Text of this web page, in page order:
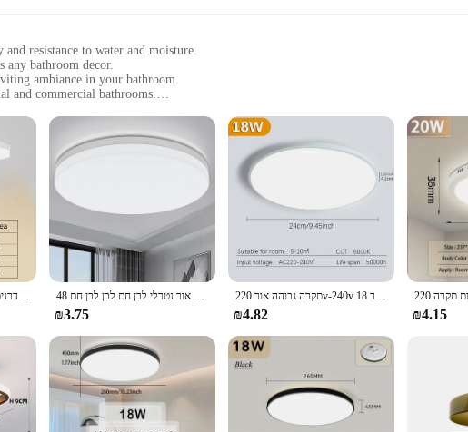
resistance to water and moisture.
any bathroom decor.
ambiance in your bathroom.
and commercial bathrooms.
bright, consistent illumination.
light. Its sleek, minimalist design not only adds a touch of elegance to your bathroom
soothing soak in the tub or need practical lighting for grooming tasks, this bathroom
spacious master bathroom.
The light fixture is designed to be installed by both professionals and DIY
easy to clean and maintain, ensuring that it remains a stunning addition to your
הוביל מנורת תקרה מודרנית לחדר לבן חם תאורת תאורה LED תאורת סלון אולטרה-דק עגול הוביל תקרה בהיר אור נטרלי לבן חם לבן לבן חם 48w 36w 24w 18w
₪3.75
תקרה גבוהה אור 220v-240v עגול מודרני הוביל אור 18w 27w 36w עמיד למים ip55 עבור סלון מקורה חדר אמבטיה הוביל מנורה
₪4.82 ₪4.15